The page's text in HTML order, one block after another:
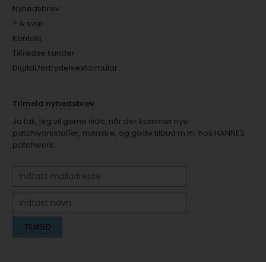
Nyhedsbrev
? & svar
Kontakt
Tilfredse kunder
Digital fortrydelsesformular
Tilmeld nyhedsbrev
Ja tak, jeg vil gerne vide, når der kommer nye
patchworkstoffer, mønstre, og gode tilbud m.m. hos HANNES
patchwork.